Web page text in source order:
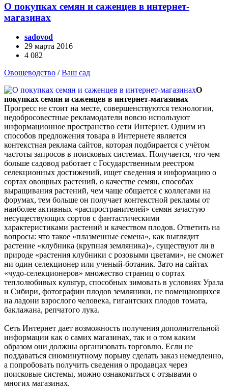
О покупках семян и саженцев в интернет-
магазинах
sadovod
29 марта 2016
4 082
Овощеводство /Ваш сад
О
покупках семян и саженцев в интернет-магазинах
Прогресс не стоит на месте, совершенствуются технологии,
недобросовестные рекламодатели вовсю используют
информационное пространство сети Интернет. Одним из
способов предложения товара в Интернете является
контекстная реклама сайтов, которая подбирается с учётом
частоты запросов в поисковых системах. Получается, что чем
больше садовод работает с Государственным реестром
селекционных достижений, ищет сведения и информацию о
сортах овощных растений, о качестве семян, способах
выращивания растений, чем чаще общается с коллегами на
форумах, тем больше он получает контекстной рекламы от
наиболее активных «распространителей» семян зачастую
несуществующих сортов с фантастическими
характеристиками растений и качеством плодов. Ответить на
вопросы: что такое «плазменные семена», как выглядит
растение «клубника (крупная земляника)», существуют ли в
природе «растения клубники с розовыми цветами», не сможет
ни один селекционер или ученый-ботаник. Зато на сайтах
«чудо-селекционеров» множество страниц о сортах
теплолюбивых культур, способных зимовать в условиях Урала
и Сибири, фотографии плодов земляники, не помещающихся
на ладони взрослого человека, гигантских плодов томата,
баклажана, репчатого лука.
Сеть Интернет дает возможность получения дополнительной
информации как о самих магазинах, так и о том каким
образом они должны организовать торговлю. Если не
поддаваться сиюминутному порыву сделать заказ немедленно,
а попробовать получить сведения о продавцах через
поисковые системы, можно ознакомиться с отзывами о
многих магазинах.